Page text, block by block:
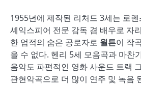
1955년에 제작된 리처드 3세는 로
셰익스피어 전문 감독 겸 배우로 자
한 업적의 숨은 공로자로 월튼이 작
을 수 없다. 헨리 5세 모음곡과 마찬
음악도 파편적인 영화 사운드 트랙
관현악곡으로 더 많이 연주 및 녹음